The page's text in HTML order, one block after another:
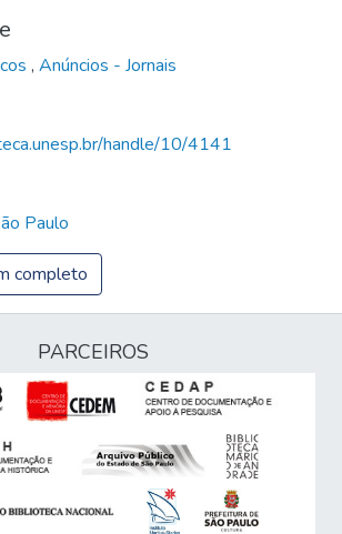
, Anúncios - Jornais
handle/10/4141
Paulo
completo
PARCEIROS